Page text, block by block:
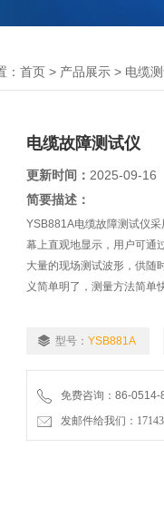
： 首页 > 产品展示 > 电缆
电缆故障测试仪
更新时间： 2025-09-16
简要描述：
YSB881A电缆故障测试仪
幕上直观地显示，用户可通
大量的现场测试波形，供随
义简单明了，测量方法简单
型号： YSB881A
免费咨询：86-0514-
发邮件给我们：